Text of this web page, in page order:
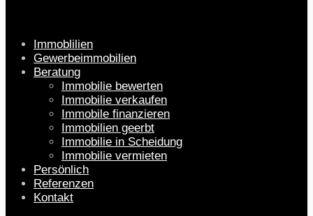
Immoblilien
Gewerbeimmobilien
Beratung
Immobilie bewerten
Immobilie verkaufen
Immobile finanzieren
Immobilien geerbt
Immobilie in Scheidung
Immobilie vermieten
Persönlich
Referenzen
Kontakt